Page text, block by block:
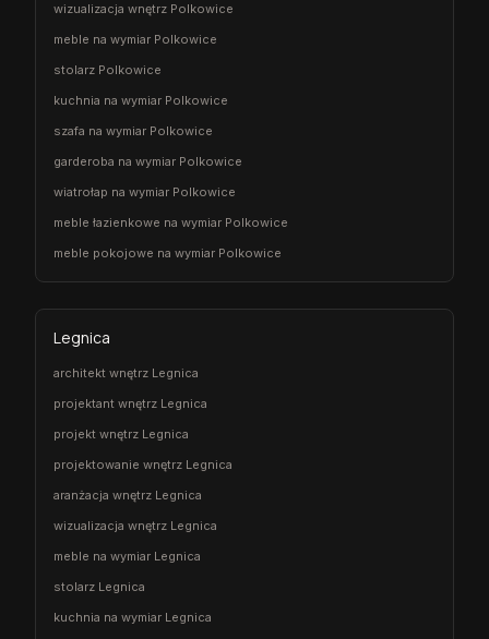
wizualizacja wnętrz Polkowice
meble na wymiar Polkowice
stolarz Polkowice
kuchnia na wymiar Polkowice
szafa na wymiar Polkowice
garderoba na wymiar Polkowice
wiatrołap na wymiar Polkowice
meble łazienkowe na wymiar Polkowice
meble pokojowe na wymiar Polkowice
Legnica
architekt wnętrz Legnica
projektant wnętrz Legnica
projekt wnętrz Legnica
projektowanie wnętrz Legnica
aranżacja wnętrz Legnica
wizualizacja wnętrz Legnica
meble na wymiar Legnica
stolarz Legnica
kuchnia na wymiar Legnica